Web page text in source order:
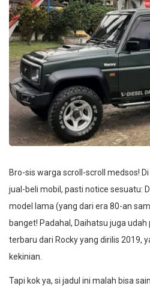
Bro-sis warga scroll-scroll medsos!
jual-beli mobil, pasti notice sesuatu:
model lama (yang dari era 80-an
banget! Padahal, Daihatsu juga
terbaru dari Rocky yang dirilis 2019,
kekinian.
Tapi kok ya, si jadul ini malah bisa